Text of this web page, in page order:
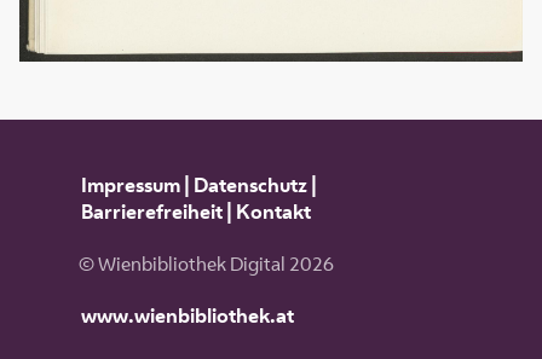
Impressum| Datenschutz|
Barrierefreiheit| Kontakt
© Wienbibliothek Digital 2026
www.wienbibliothek.at